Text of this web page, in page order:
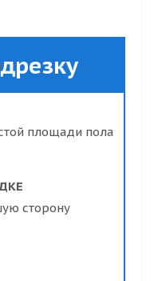
площади пола
сторону